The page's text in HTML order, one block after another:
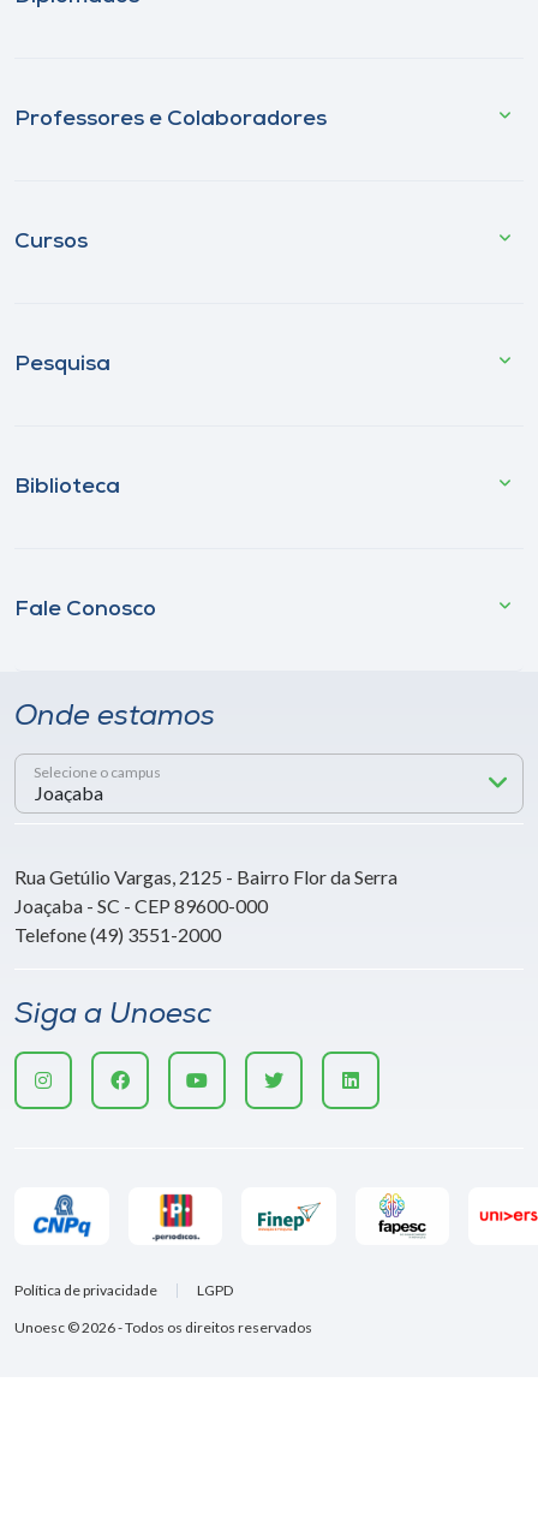
Professores e Colaboradores
Cursos
Pesquisa
Biblioteca
Fale Conosco
Onde estamos
Selecione o campus
Rua Getúlio Vargas, 2125 - Bairro Flor da Serra
Joaçaba - SC - CEP 89600-000
Telefone (49) 3551-2000
Siga a Unoesc
Unoesc © 2026 - Todos os direitos reservados
Política de privacidade LGPD